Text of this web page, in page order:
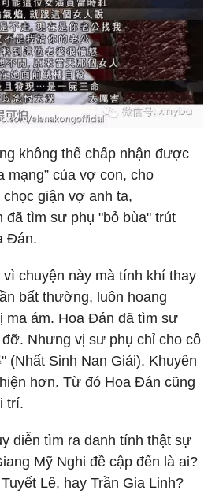
không thể chấp nhận được
mạng” của vợ con, cho
giận vợ anh ta,
đã tìm sư phụ "bỏ bùa" trút
Đán.
chuyện này mà tính khí thay
bất thường, luôn hoang
ma ám. Hoa Đán đã tìm sư
Nhưng vị sư phụ chỉ cho cô
(Nhất Sinh Nan Giải). Khuyên
hơn. Từ đó Hoa Đán cũng
trí.
diễn tìm ra danh tính thật sự
Mỹ Nghi đề cập đến là ai?
Lê, hay Trần Gia Linh?